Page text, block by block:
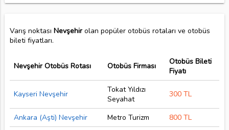
Varış noktası Nevşehirolan popüler otobüs rotaları ve otobüs
bileti fiyatları.
Nevşehir Otobüs Rotası Otobüs Firması
Otobüs Bileti
Fiyatı
Kayseri Nevşehir
Tokat Yıldızı
Seyahat
300 TL
Ankara (Aşti) Nevşehir Metro Turizm 800 TL